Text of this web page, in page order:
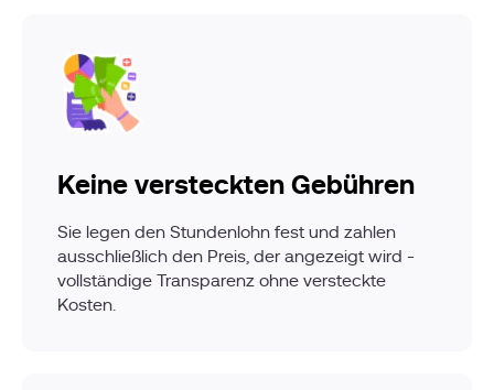
Keine versteckten Gebühren
Sie legen den Stundenlohn fest und zahlen
ausschließlich den Preis, der angezeigt wird -
vollständige Transparenz ohne versteckte
Kosten.